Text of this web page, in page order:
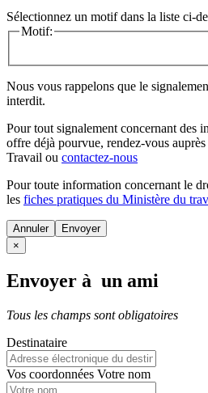
Sélectionnez un motif dans la liste ci-
Motif:
Nous vous rappelons que le
interdit.
Pour tout signalement concernant des
offre déjà pourvue, rendez-vous
Travail ou contactez-nous
Pour toute information concernant le
les fiches pratiques du Ministère du
Annuler
×
Envoyer à un ami
Tous les champs sont obligatoires
Destinataire
Vos coordonnées Votre nom